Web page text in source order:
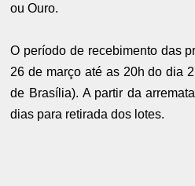
ou Ouro.
O período de recebimento das
26 de março até as 20h do dia
de Brasília). A partir da
dias para retirada dos lotes.